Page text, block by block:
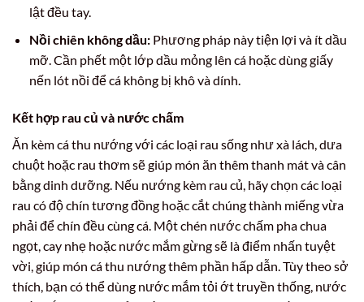
lật đều tay.
Nồi chiên không dầu:Phương pháp này tiện lợi và ít dầu
mỡ. Cần phết một lớp dầu mỏng lên cá hoặc dùng giấy
nến lót nồi để cá không bị khô và dính.
Kết hợp rau củ và nước chấm
Ăn kèm cá thu nướng với các loại rau sống như xà lách, dưa
chuột hoặc rau thơm sẽ giúp món ăn thêm thanh mát và cân
bằng dinh dưỡng. Nếu nướng kèm rau củ, hãy chọn các loại
rau có độ chín tương đồng hoặc cắt chúng thành miếng vừa
phải để chín đều cùng cá. Một chén nước chấm pha chua
ngọt, cay nhẹ hoặc nước mắm gừng sẽ là điểm nhấn tuyệt
vời, giúp món cá thu nướng thêm phần hấp dẫn. Tùy theo sở
thích, bạn có thể dùng nước mắm tỏi ớt truyền thống, nước